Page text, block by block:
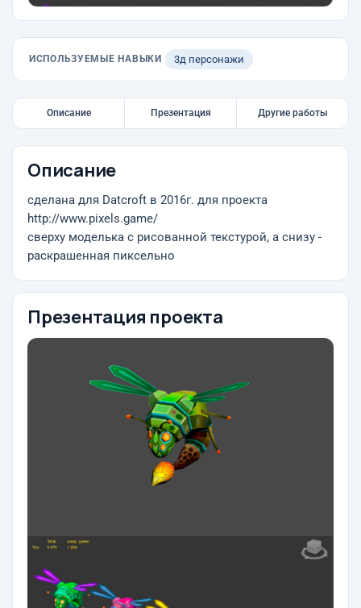
ИСПОЛЬЗУЕМЫЕ НАВЫКИ 3д персонажи
Описание Презентация Другие работы
Описание
сделана для Datcroft в 2016г. для проекта
http://www.pixels.game/
сверху моделька с рисованной текстурой, а снизу -
раскрашенная пиксельно
Презентация проекта